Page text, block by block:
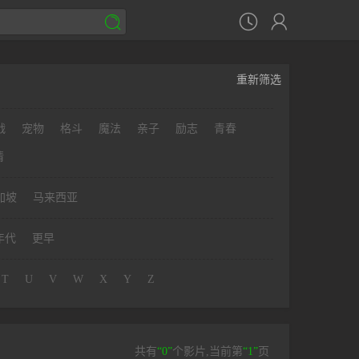
 

重新筛选
宠物 格斗 魔法 亲子 励志 青春
坡 马来西亚
代 更早
T U V W X Y Z
共有“0”个影片,当前第“1”页